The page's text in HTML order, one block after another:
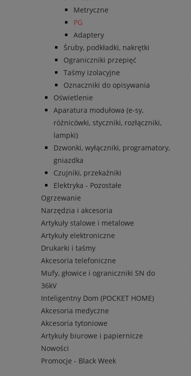
Metryczne
PG
Adaptery
Śruby, podkładki, nakrętki
Ograniczniki przepięć
Taśmy izolacyjne
Oznaczniki do opisywania
Oświetlenie
Aparatura modułowa (e-sy,
różnicówki, styczniki, rozłączniki,
lampki)
Dzwonki, wyłączniki, programatory,
gniazdka
Czujniki, przekaźniki
Elektryka - Pozostałe
Ogrzewanie
Narzędzia i akcesoria
Artykuły stalowe i metalowe
Artykuły elektroniczne
Drukarki i taśmy
Akcesoria telefoniczne
Mufy, głowice i ograniczniki SN do
36kV
Inteligentny Dom (POCKET HOME)
Akcesoria medyczne
Akcesoria tytoniowe
Artykuły biurowe i papiernicze
Nowości
Promocje - Black Week